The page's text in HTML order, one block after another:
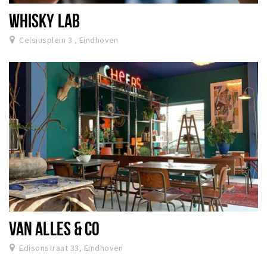
WHISKY LAB
Celsiusplein 3 , Eindhoven
VAN ALLES & CO
Edisonstraat 33, Eindhoven